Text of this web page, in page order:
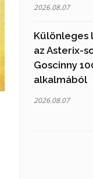
2026.08.07
Különleges
az Asterix-
Goscinny
alkalmából
2026.08.07